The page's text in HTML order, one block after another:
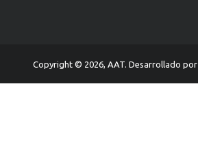
Copyright © 2026, AAT. Desarrollado por